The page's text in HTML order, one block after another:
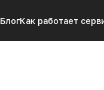
БлогКак работает